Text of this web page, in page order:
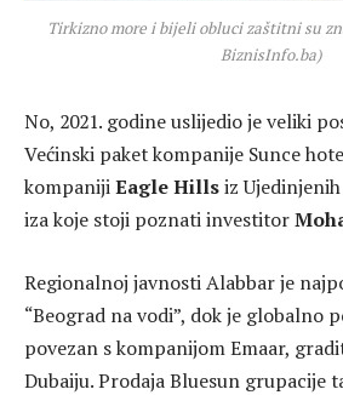
Tirkizno more i bijeli obluci zaštitni su
BiznisInfo.ba)
No, 2021. godine uslijedio je veliki
Većinski paket kompanije Sunce
kompanijiEagle Hillsiz
iza koje stoji poznati investitor
Regionalnoj javnosti Alabbar je
“Beograd na vodi”, dok je globalno
povezan s kompanijom Emaar,
Dubaiju. Prodaja Bluesun grupacije